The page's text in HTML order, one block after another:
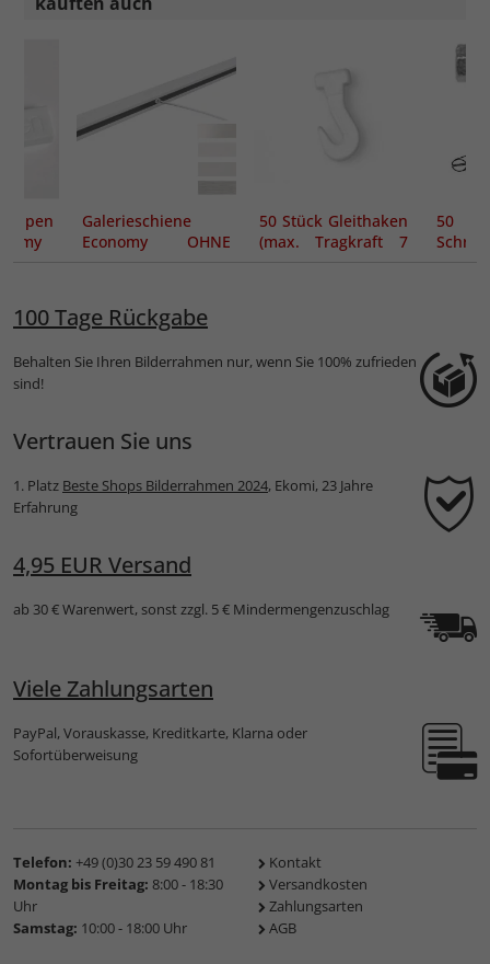
Galerieschiene
Economy OHNE
50 Stück Gleithaken
(max. Tragkraft 7
50
100 Tage Rückgabe
Behalten Sie Ihren Bilderrahmen nur, wenn Sie 100% zufrieden
sind!
Vertrauen Sie uns
1. Platz Beste Shops Bilderrahmen 2024, Ekomi, 23 Jahre
Erfahrung
4,95 EUR Versand
ab 30 € Warenwert, sonst zzgl. 5 € Mindermengenzuschlag
Viele Zahlungsarten
PayPal, Vorauskasse, Kreditkarte, Klarna oder
Sofortüberweisung
Telefon: +49 (0)30 23 59 490 81
Montag bis Freitag: 8:00 - 18:30
Uhr
Samstag: 10:00 - 18:00 Uhr
Kontakt
Versandkosten
Zahlungsarten
AGB